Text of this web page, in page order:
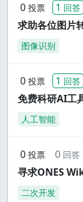
0 投票 1 回答
求助各位图片
图像识别
0 投票 1 回答
免费科研AI工
人工智能
0 投票 0 回答
寻求ONES
二次开发